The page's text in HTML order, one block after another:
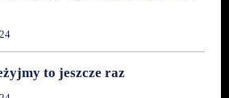
to jeszcze raz